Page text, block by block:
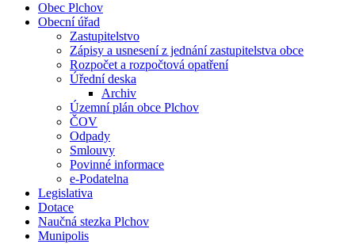
Obec Plchov
Obecní úřad
Zastupitelstvo
Zápisy a usnesení z jednání zastupitelstva obce
Rozpočet a rozpočtová opatření
Úřední deska
Archiv
Územní plán obce Plchov
ČOV
Odpady
Smlouvy
Povinné informace
e-Podatelna
Legislativa
Dotace
Naučná stezka Plchov
Munipolis